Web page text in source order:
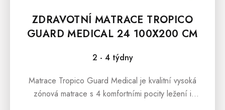
ZDRAVOTNÍ MATRACE TROPICO
GUARD MEDICAL 24 100X200 CM
2 - 4 týdny
Matrace Tropico Guard Medical je kvalitní vysoká
zónová matrace s 4 komfortními pocity ležení i